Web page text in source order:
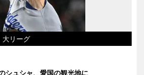
リーグ
シュシャ、愛国の観光地に